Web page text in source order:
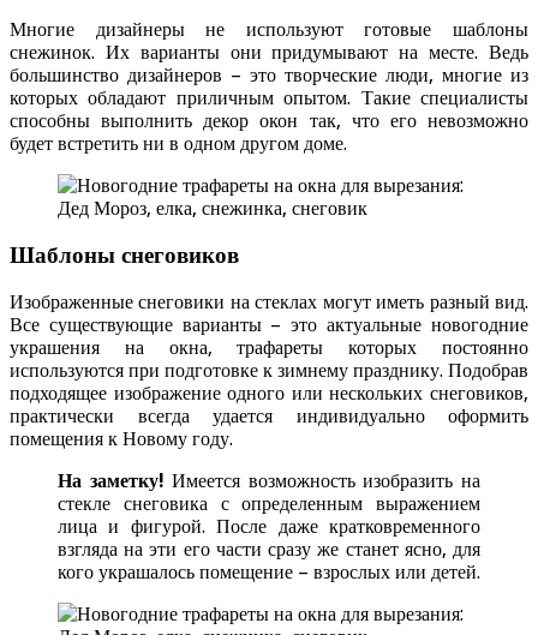
Многие дизайнеры не используют готовые шаблоны
снежинок. Их варианты они придумывают на месте. Ведь
большинство дизайнеров – это творческие люди, многие из
которых обладают приличным опытом. Такие специалисты
способны выполнить декор окон так, что его невозможно
будет встретить ни в одном другом доме.
Шаблоны снеговиков
Изображенные снеговики на стеклах могут иметь разный вид.
Все существующие варианты – это актуальные новогодние
украшения на окна, трафареты которых постоянно
используются при подготовке к зимнему празднику. Подобрав
подходящее изображение одного или нескольких снеговиков,
практически всегда удается индивидуально оформить
помещения к Новому году.
На заметку! Имеется возможность изобразить на
стекле снеговика с определенным выражением
лица и фигурой. После даже кратковременного
взгляда на эти его части сразу же станет ясно, для
кого украшалось помещение – взрослых или детей.